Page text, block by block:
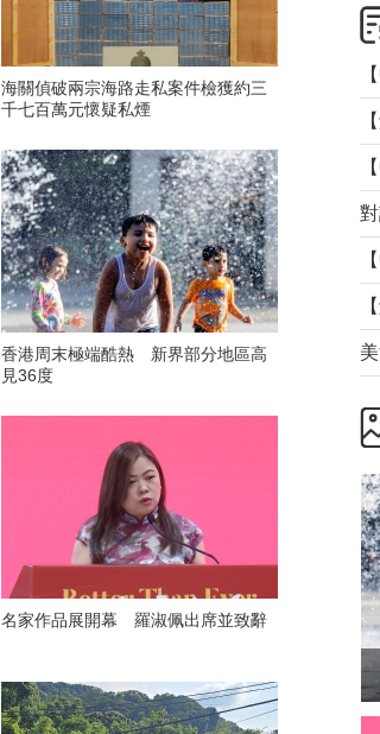
海關偵破兩宗海路走私案件檢獲約三
千七百萬元懷疑私煙
香港周末極端酷熱 新界部分地區高
見36度
名家作品展開幕 羅淑佩出席並致辭